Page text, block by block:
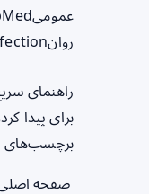
عمومی
روان
راهنمای
برای پیدا
برچسب‌های
صفحه